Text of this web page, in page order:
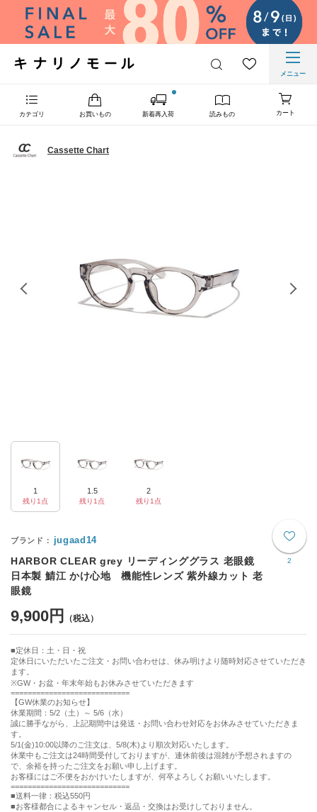
メニュー
カテゴリ お買いもの 新着再入荷 読みもの カート
Cassette Chart
1
残り1点
1.5
残り1点
2
残り1点
2
jugaad14
HARBOR CLEAR grey リーディンググラス 老眼鏡
日本製 鯖江 かけ心地 機能性レンズ 紫外線カット 老
眼鏡
9,900円
定休日：土・日・祝
定休日にいただいたご注文・お問い合わせは、休み明けより随時対応させていただき
ます。
※GW・お盆・年末年始もお休みさせていただきます
============================
【GW休業のお知らせ】
休業期間：5/2（土）～ 5/6（水）
誠に勝手ながら、上記期間中は発送・お問い合わせ対応をお休みさせていただきま
す。
5/1(金)10:00以降のご注文は、5/8(木)より順次対応いたします。
休業中もご注文は24時間受付しておりますが、連休前後は混雑が予想されますの
で、余裕を持ったご注文をお願い申し上げます。
お客様にはご不便をおかけいたしますが、何卒よろしくお願いいたします。
============================
■送料一律：税込550円
■お客様都合によるキャンセル・返品・交換はお受けしておりません。